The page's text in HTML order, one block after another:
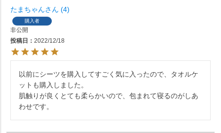
たまちゃん 4
購入者
非公開
投稿日
2022/12/18
以前にシーツを購入してすごく気に入ったので、タオルケ
ットも購入しました。
肌触りが良くとても柔らかいので、包まれて寝るのがしあ
わせです。